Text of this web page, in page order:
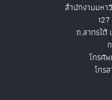
สำนักงานมหา
ถ.สาทรใต้
โทรศั
โทร